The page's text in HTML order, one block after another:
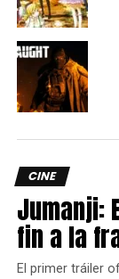
Según The
Radcliffe es
están en la mira
Radcliffe
Woman in Black.
El actor ha
sombra del
asumiendo
CINE
Jumanji:
fin a la
El primer tráiler